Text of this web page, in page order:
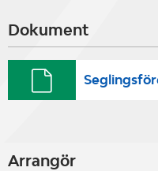
Dokument
Arrangör